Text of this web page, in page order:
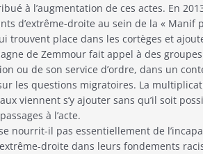
à l’augmentation de ces actes. En
d’extrême-droite au sein de la « Manif
trouvent place dans les cortèges et
de Zemmour fait appel à des
ou de son service d’ordre, dans un
les questions migratoires. La
viennent s’y ajouter sans qu’il soit
à l’acte.
nourrit-il pas essentiellement de
droite dans leurs fondements